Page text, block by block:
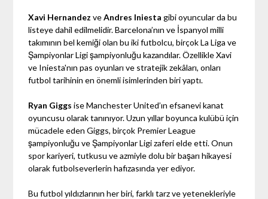
Xavi Hernandez veAndres Iniesta gibi oyuncular da bu
listeye dahil edilmelidir. Barcelona’nın ve İspanyol milli
takımının bel kemiği olan bu iki futbolcu, birçok La Liga ve
Şampiyonlar Ligi şampiyonluğu kazandılar. Özellikle Xavi
ve Iniesta'nın pas oyunları ve stratejik zekâları, onları
futbol tarihinin en önemli isimlerinden biri yaptı.
Ryan Giggs ise Manchester United’ın efsanevi kanat
oyuncusu olarak tanınıyor. Uzun yıllar boyunca kulübü için
mücadele eden Giggs, birçok Premier League
şampiyonluğu ve Şampiyonlar Ligi zaferi elde etti. Onun
spor kariyeri, tutkusu ve azmiyle dolu bir başarı hikayesi
olarak futbolseverlerin hafızasında yer ediyor.
Bu futbol yıldızlarının her biri, farklı tarz ve yetenekleriyle